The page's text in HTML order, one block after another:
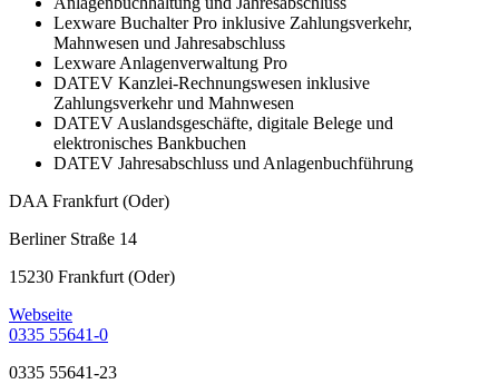
Lexware Buchalter Pro inklusive Zahlungsverkehr,
Mahnwesen und Jahresabschluss
Lexware Anlagenverwaltung Pro
DATEV Kanzlei-Rechnungswesen inklusive
Zahlungsverkehr und Mahnwesen
DATEV Auslandsgeschäfte, digitale Belege und
elektronisches Bankbuchen
DATEV Jahresabschluss und Anlagenbuchführung
DAA Frankfurt (Oder)
Berliner Straße 14
15230 Frankfurt (Oder)
Webseite
0335 55641-0
0335 55641-23